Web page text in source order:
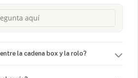
la cadena box y la rolo?